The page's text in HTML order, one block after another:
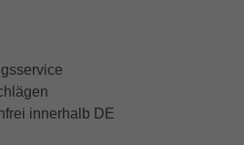
innerhalb DE